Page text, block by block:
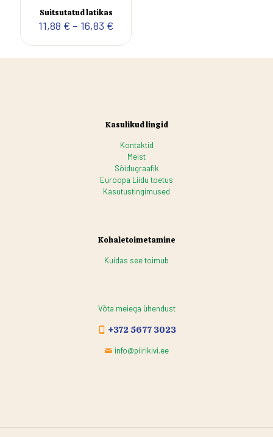
Suitsutatud latikas
11,88 € – 16,83 €
11,88 €
kuni
16,83 €
Kasulikud lingid
Kontaktid
Meist
Sõidugraafik
Euroopa Liidu toetus
Kasutustingimused
Kohaletoimetamine
Kuidas see toimub
Võta meiega ühendust
+372 5677 3023
info@piirikivi.ee